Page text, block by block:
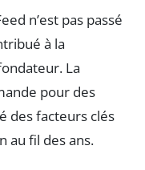
n’est pas passé
à la
La
pour des
des facteurs clés
au fil des ans.